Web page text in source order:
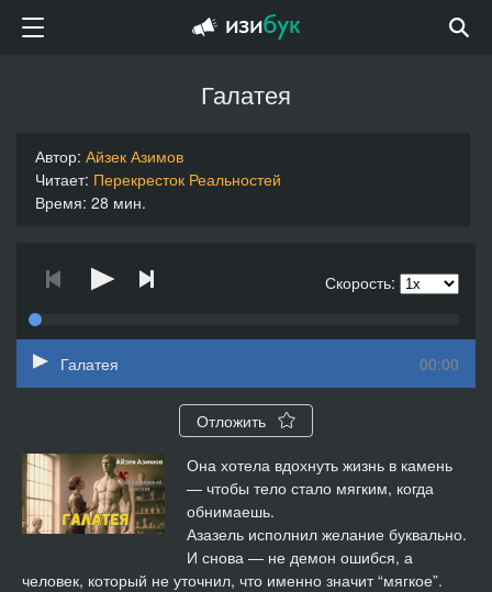
Галатея
Автор: Айзек Азимов
Читает: Перекресток Реальностей
Время: 28 мин.
Скорость:
00:00
Галатея
Отложить
Она хотела вдохнуть жизнь в камень
— чтобы тело стало мягким, когда
обнимаешь.
Азазель исполнил желание буквально.
И снова — не демон ошибся, а
человек, который не уточнил, что именно значит “мягкое”.